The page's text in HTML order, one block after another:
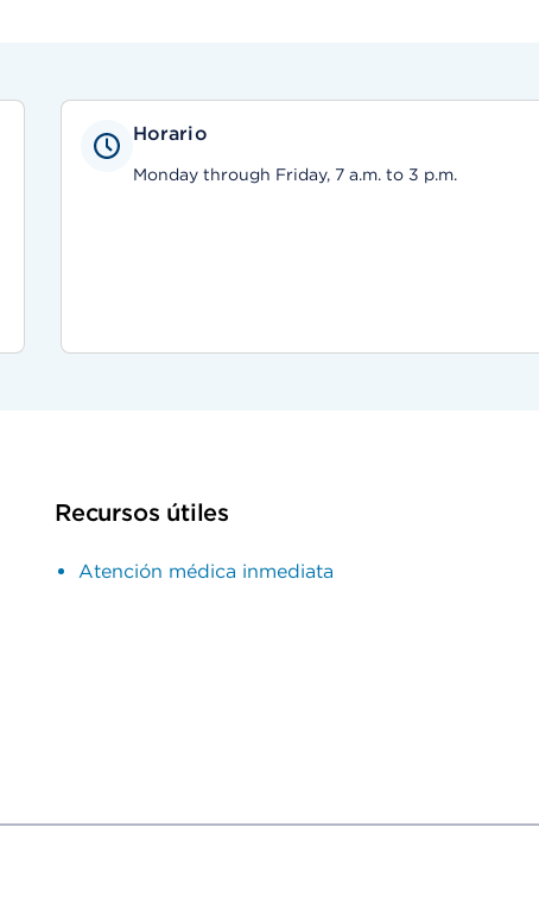
Horario
Monday through Friday, 7 a.m. to 3 p.m.
Recursos útiles
Atención médica inmediata